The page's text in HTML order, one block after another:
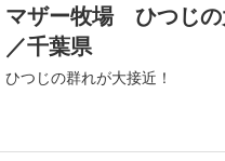
マザー牧場 ひつじ
／千葉県
ひつじの群れが大接近！